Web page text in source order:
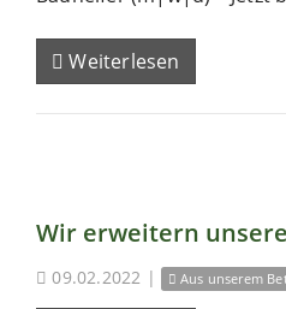
Weiterlesen
Wir erweitern
09.02.2022 | Aus unserem